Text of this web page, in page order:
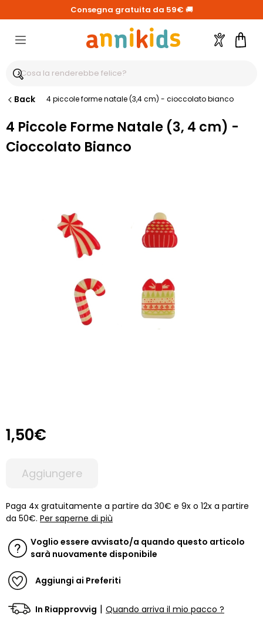
Consegna gratuita da 59€ 🚚
Account
Back 4 piccole forme natale (3,4 cm) - cioccolato bianco
4 Piccole Forme Natale (3, 4 cm) -
Cioccolato Bianco
1,50€
Aggiungere
Paga 4x gratuitamente a partire da 30€ e 9x o 12x a partire
da 50€. Per saperne di più
Voglio essere avvisato/a quando questo articolo
sarà nuovamente disponibile
Aggiungi ai Preferiti
In Riapprovvig | Quando arriva il mio pacco ?